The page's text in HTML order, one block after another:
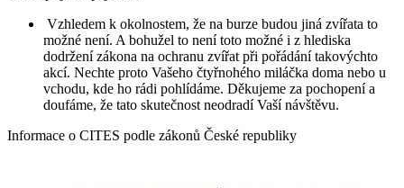
Vzhledem k okolnostem, že na burze budou jiná zvířata to
možné není. A bohužel to není toto možné i z hlediska
dodržení zákona na ochranu zvířat při pořádání takovýchto
akcí. Nechte proto Vašeho čtyřnohého miláčka doma nebo u
vchodu, kde ho rádi pohlídáme. Děkujeme za pochopení a
doufáme, že tato skutečnost neodradí Vaší návštěvu.
Informace o CITES podle zákonů České republiky